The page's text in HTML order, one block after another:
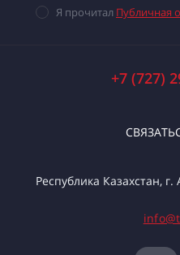
Я прочитал Публичная
+7 (727)
Республика Казахстан,